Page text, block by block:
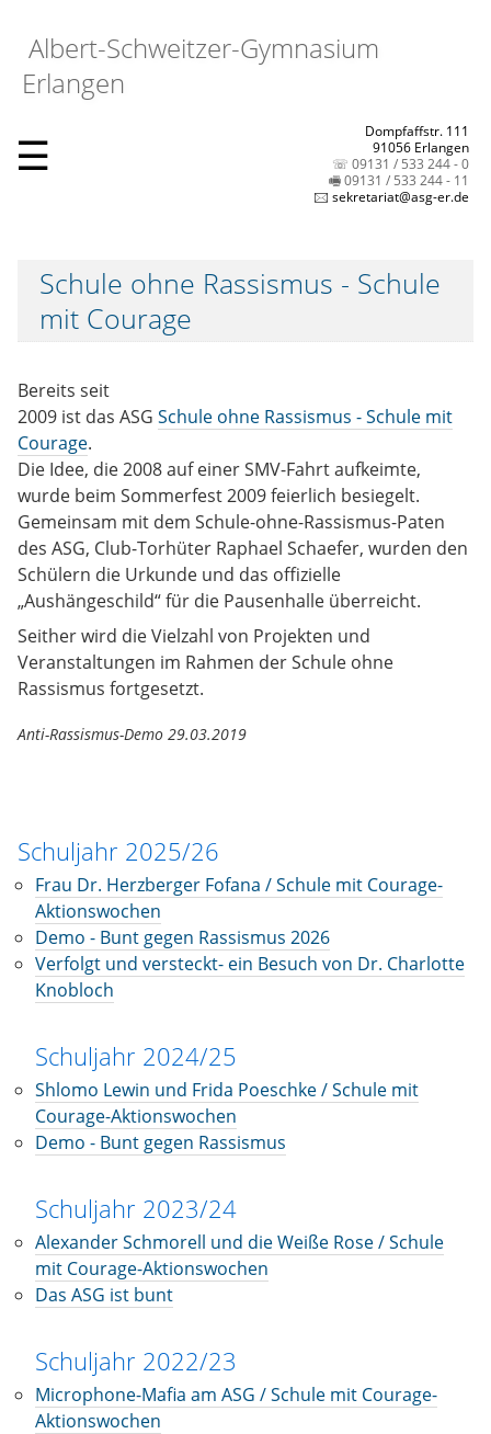
Albert-Schweitzer-Gymnasium
Erlangen
☰
Dompfaffstr. 111
91056 Erlangen
☏ 09131 / 533 244 - 0
🖷 09131 / 533 244 - 11
🖂 sekretariat@asg-er.de
Schule ohne Rassismus - Schule
mit Courage
Bereits seit
2009 ist das ASG Schule ohne Rassismus - Schule mit
Courage.
Die Idee, die 2008 auf einer SMV-Fahrt aufkeimte,
wurde beim Sommerfest 2009 feierlich besiegelt.
Gemeinsam mit dem Schule-ohne-Rassismus-Paten
des ASG, Club-Torhüter Raphael Schaefer, wurden den
Schülern die Urkunde und das offizielle
„Aushängeschild“ für die Pausenhalle überreicht.
Seither wird die Vielzahl von Projekten und
Veranstaltungen im Rahmen der Schule ohne
Rassismus fortgesetzt.
Anti-Rassismus-Demo 29.03.2019
Schuljahr 2025/26
Frau Dr. Herzberger Fofana / Schule mit Courage-
Aktionswochen
Demo - Bunt gegen Rassismus 2026
Verfolgt und versteckt- ein Besuch von Dr. Charlotte
Knobloch
Schuljahr 2024/25
Shlomo Lewin und Frida Poeschke / Schule mit
Courage-Aktionswochen
Demo - Bunt gegen Rassismus
Schuljahr 2023/24
Alexander Schmorell und die Weiße Rose / Schule
mit Courage-Aktionswochen
Das ASG ist bunt
Schuljahr 2022/23
Microphone-Mafia am ASG / Schule mit Courage-
Aktionswochen